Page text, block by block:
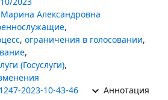
Александровна
,
, ограничения в голосовании,
,
(Госуслуги),
2023-10-43-46 Аннотация